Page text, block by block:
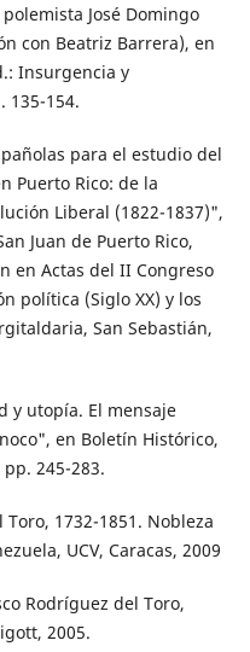
José Domingo
con Beatriz Barrera), en
Insurgencia y
135-154.
para el estudio del
Puerto Rico: de la
Liberal (1822-1837)",
Juan de Puerto Rico,
en Actas del II Congreso
política (Siglo XX) y los
San Sebastián,
y utopía. El mensaje
en Boletín Histórico,
245-283.
1732-1851. Nobleza
UCV, Caracas, 2009
Rodríguez del Toro,
2005.